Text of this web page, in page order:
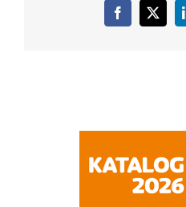
Facebook
X